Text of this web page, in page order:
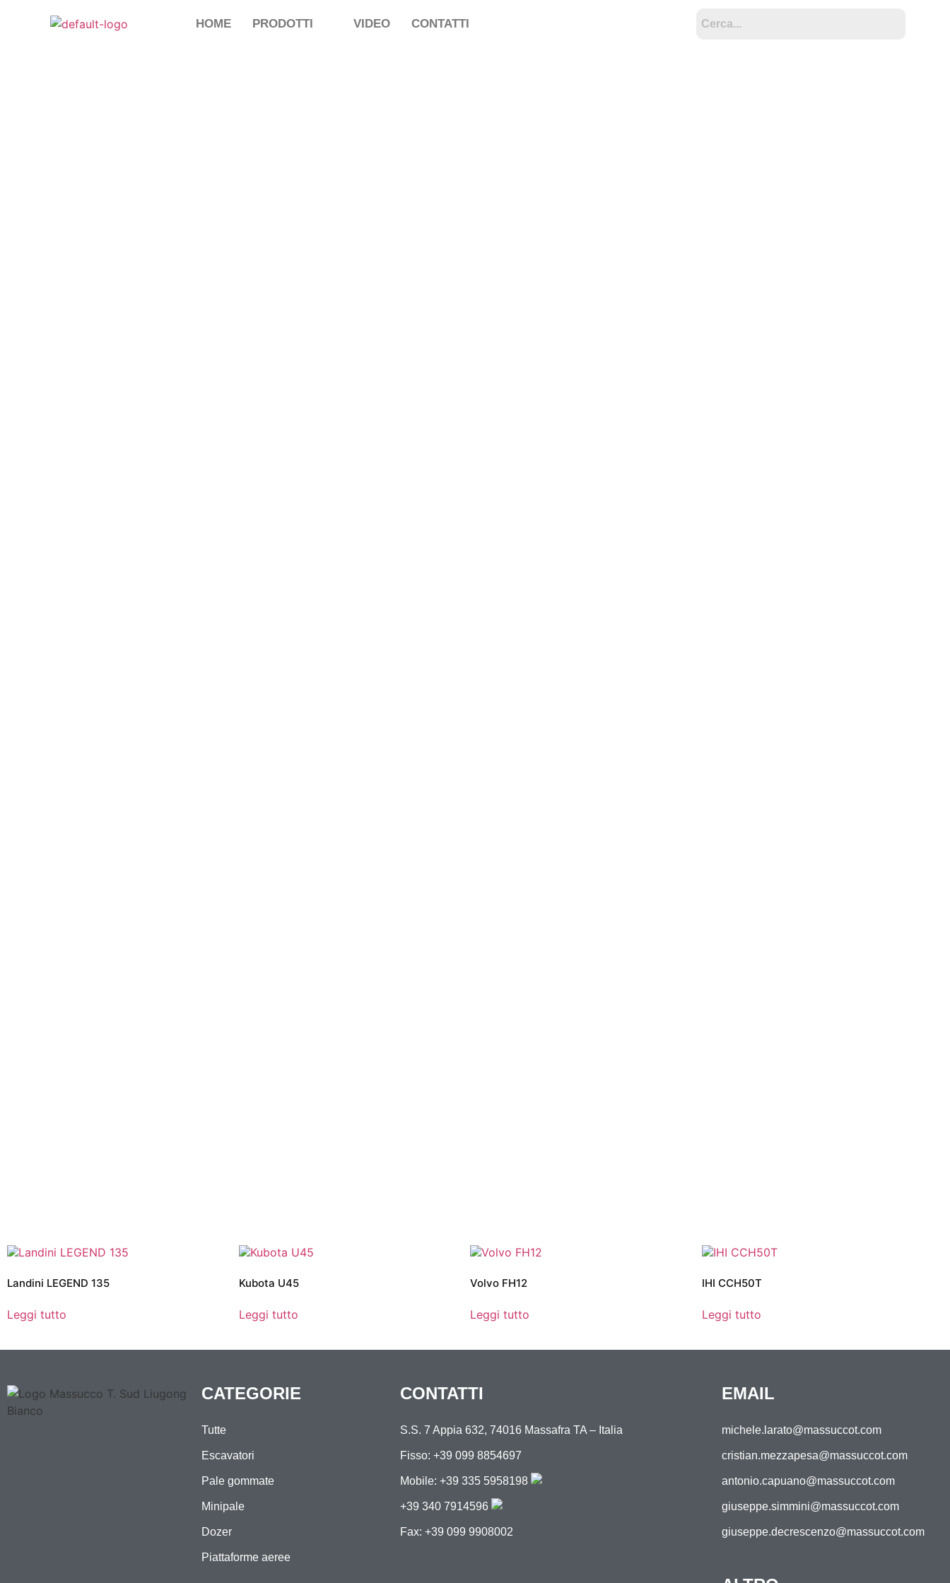
HOME PRODOTTI VIDEO CONTATTI
Landini LEGEND 135
Leggi tutto
Kubota U45
Leggi tutto
Volvo FH12
Leggi tutto
IHI CCH50T
Leggi tutto
CATEGORIE
Tutte
Escavatori
Pale gommate
Minipale
Dozer
Piattaforme aeree
CONTATTI
S.S. 7 Appia 632, 74016 Massafra TA – Italia
Fisso: +39 099 8854697
Mobile: +39 335 5958198
+39 340 7914596
Fax: +39 099 9908002
EMAIL
michele.larato@massuccot.com
cristian.mezzapesa@massuccot.com
antonio.capuano@massuccot.com
giuseppe.simmini@massuccot.com
giuseppe.decrescenzo@massuccot.com